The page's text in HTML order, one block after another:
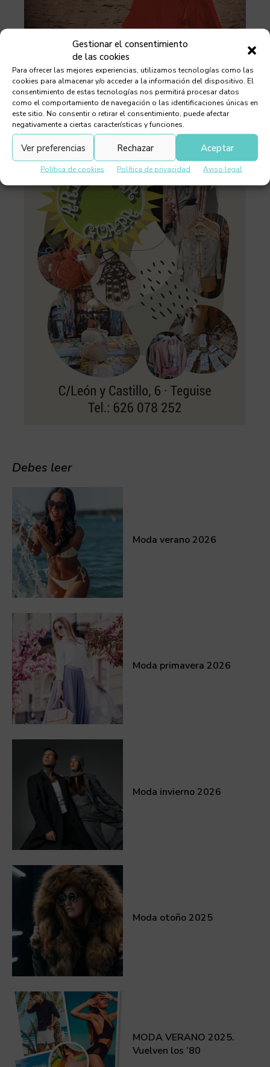
Gestionar el consentimiento
de las cookies
Para ofrecer las mejores experiencias, utilizamos tecnologías como las
cookies para almacenar y/o acceder a la información del dispositivo. El
consentimiento de estas tecnologías nos permitirá procesar datos
como el comportamiento de navegación o las identificaciones únicas en
este sitio. No consentir o retirar el consentimiento, puede afectar
negativamente a ciertas características y funciones.
Aceptar
Rechazar
Ver preferencias
Política de cookies Política de privacidad Aviso legal
Debes leer
Moda verano 2026
Moda primavera 2026
Moda invierno 2026
Moda otoño 2025
MODA VERANO 2025.
Vuelven los ’80